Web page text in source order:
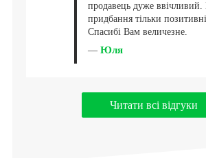
продавець дуже ввічливий.
придбання тільки
Спасибі Вам величезне.
— Юля
Читати всі відгуки